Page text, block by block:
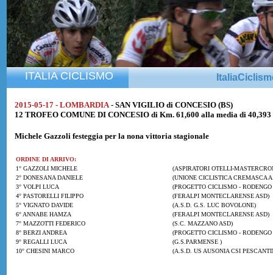
ITALIA CICLISMO
2015-05-17 - LOMBARDIA - SAN VIGILIO di CONCESIO (BS)
12 TROFEO COMUNE DI CONCESIO di Km. 61,600 alla media di
Michele Gazzoli festeggia per la nona vittoria stagionale
ORDINE DI ARRIVO:
1° GAZZOLI MICHELE
(ASPIRATORI OTELLI-
2° DONESANA DANIELE
(UNIONE CICLISTICA CREMASCA
3° VOLPI LUCA
(PROGETTO CICLISMO -
4° PASTORELLI FILIPPO
(FERALPI MONTECLARENSE ASD)
5° VIGNATO DAVIDE
(A.S.D. G.S. LUC BOVOLONE)
6° ANNABE HAMZA
(FERALPI MONTECLARENSE ASD)
7° MAZZOTTI FEDERICO
(S.C. MAZZANO ASD)
8° BERZI ANDREA
(PROGETTO CICLISMO -
9° REGALLI LUCA
(G.S.PARMENSE )
10° CHESINI MARCO
(A.S.D. US AUSONIA CSI